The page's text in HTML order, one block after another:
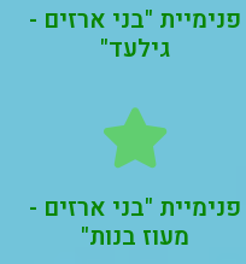
פנימיית "בני ארזים -
גילעד"
פנימיית "בני ארזים -
מעוז בנות"